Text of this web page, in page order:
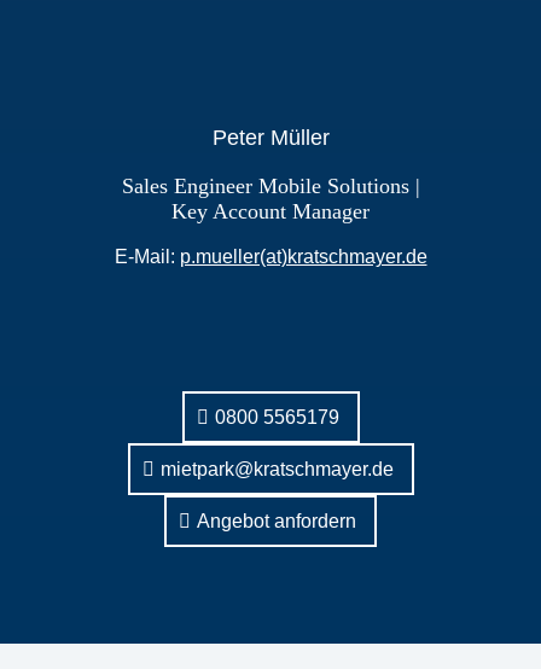
Peter Müller
Sales Engineer Mobile Solutions |
Key Account Manager
E-Mail: p.mueller(at)kratschmayer.de
0800 5565179
mietpark@kratschmayer.de
Angebot anfordern